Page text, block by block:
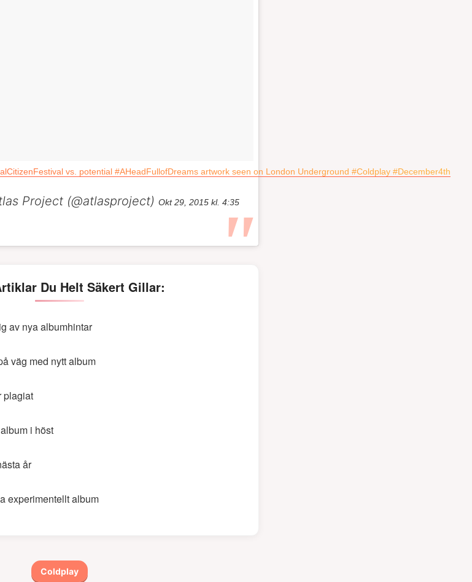
vs. potential #AHeadFullofDreams artwork seen on London Underground #Coldplay #December4th
Project (@atlasproject) Okt 29, 2015 kl. 4:35
Du Helt Säkert Gillar:
av nya albumhintar
väg med nytt album
plagiat
i höst
år
experimentellt album
Coldplay